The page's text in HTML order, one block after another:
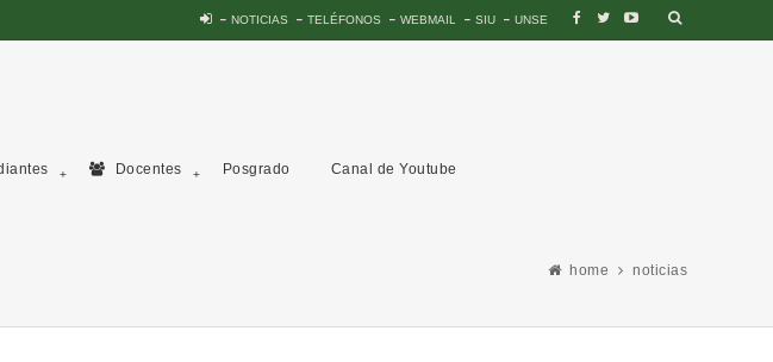
NOTICIAS TELÉFONOS WEBMAIL SIU UNSE
Docentes Posgrado Canal de Youtube
home noticias